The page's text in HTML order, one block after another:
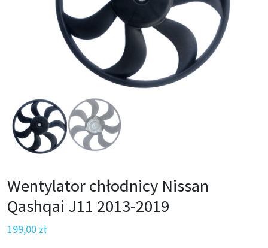
Wentylator chłodnicy Nissan
Qashqai J11 2013-2019
199,00 zł